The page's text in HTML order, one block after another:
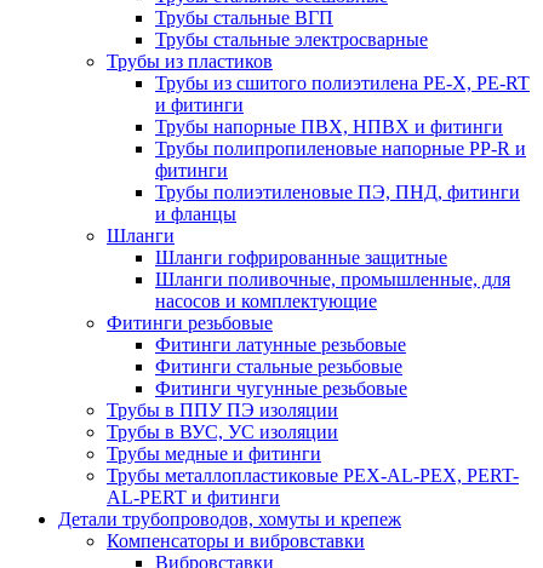
Трубы стальные ВГП
Трубы стальные электросварные
Трубы из пластиков
Трубы из сшитого полиэтилена PE-X, PE-RT
и фитинги
Трубы напорные ПВХ, НПВХ и фитинги
Трубы полипропиленовые напорные PP-R и
фитинги
Трубы полиэтиленовые ПЭ, ПНД, фитинги
и фланцы
Шланги
Шланги гофрированные защитные
Шланги поливочные, промышленные, для
насосов и комплектующие
Фитинги резьбовые
Фитинги латунные резьбовые
Фитинги стальные резьбовые
Фитинги чугунные резьбовые
Трубы в ППУ ПЭ изоляции
Трубы в ВУС, УС изоляции
Трубы медные и фитинги
Трубы металлопластиковые PEX-AL-PEX, PERT-
AL-PERT и фитинги
Детали трубопроводов, хомуты и крепеж
Компенсаторы и вибровставки
Вибровставки